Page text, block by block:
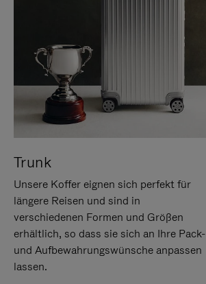
Trunk
Unsere Koffer eignen sich perfekt für
längere Reisen und sind in
verschiedenen Formen und Größen
erhältlich, so dass sie sich an Ihre Pack-
und Aufbewahrungswünsche anpassen
lassen.